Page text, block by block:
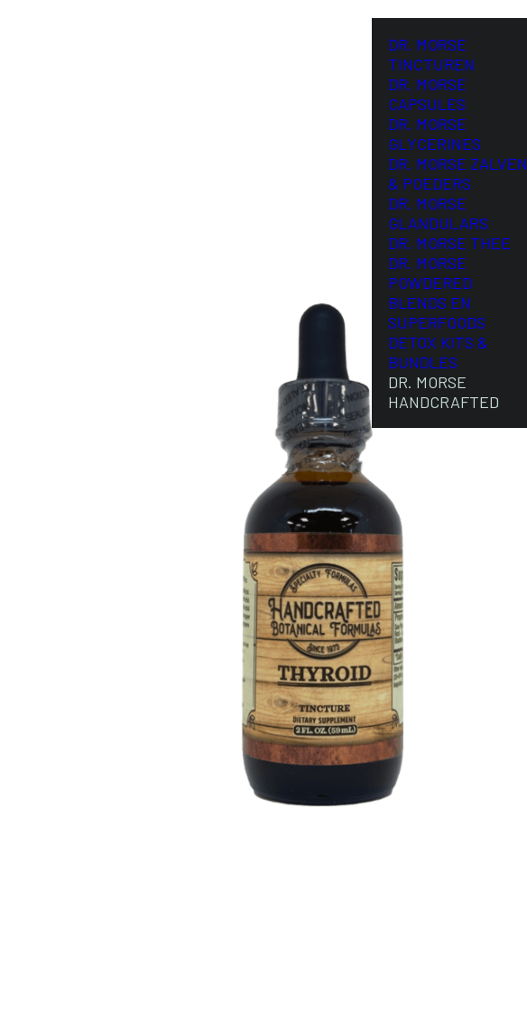
DR. MORSE
TINCTUREN
DR. MORSE
CAPSULES
DR. MORSE
GLYCERINES
DR. MORSE ZALVEN
& POEDERS
DR. MORSE
GLANDULARS
DR. MORSE THEE
DR. MORSE
POWDERED
BLENDS EN
SUPERFOODS
DETOX KITS &
BUNDLES
DR. MORSE
HANDCRAFTED